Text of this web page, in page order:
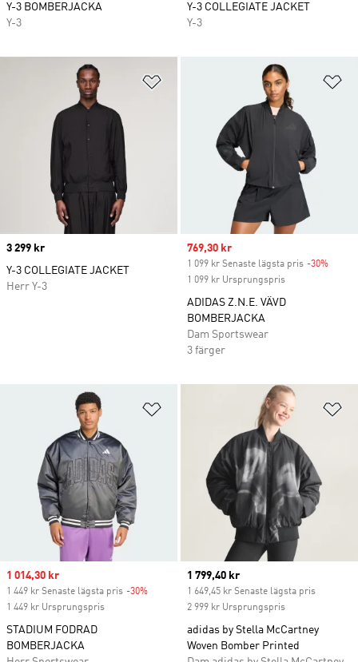
Y-3 BOMBERJACKA
Y-3
Y-3 COLLEGIATE JACKET
Y-3
Lägg till på önskelistan
Price
3 299 kr
Y-3 COLLEGIATE JACKET
Herr Y-3
Sale price
769,30 kr
1 099 kr Senaste lägsta pris -30%
1 099 kr Ursprungspris
ADIDAS Z.N.E. VÄVD
BOMBERJACKA
Dam Sportswear
3 färger
Lägg till på önskelistan
Sale price
1 014,30 kr
1 449 kr Senaste lägsta pris -30%
1 449 kr Ursprungspris
STADIUM FODRAD
BOMBERJACKA
Current price
1 799,40 kr
1 649,45 kr Senaste lägsta pris
2 999 kr Ursprungspris
adidas by Stella McCartney
Woven Bomber Printed